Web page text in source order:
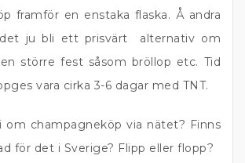
framför en enstaka flaska. Å andra
det ju bli ett prisvärt alternativ om
större fest såsom bröllop etc. Tid
vara cirka 3-6 dagar med TNT.
om champagneköp via nätet? Finns
för det i Sverige? Flipp eller flopp?